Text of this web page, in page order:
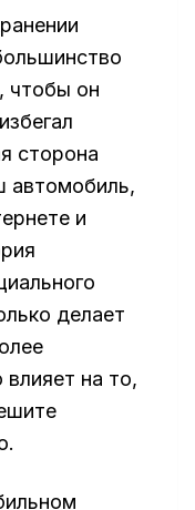
чтобы он
сторона
автомобиль,
и
делает
на то,